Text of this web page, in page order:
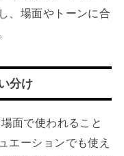
、場面やトーンに合
分け
面で使われること
エーションでも使え